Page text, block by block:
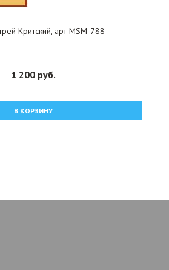
Критский, арт MSM-788
1 200 руб.
В КОРЗИНУ